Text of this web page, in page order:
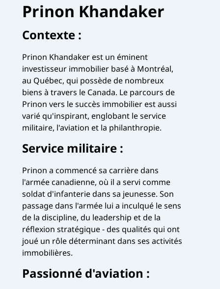
Prinon Khandaker
Contexte :
Prinon Khandaker est un éminent
investisseur immobilier basé à Montréal,
au Québec, qui possède de nombreux
biens à travers le Canada. Le parcours de
Prinon vers le succès immobilier est aussi
varié qu'inspirant, englobant le service
militaire, l'aviation et la philanthropie.
Service militaire :
Prinon a commencé sa carrière dans
l'armée canadienne, où il a servi comme
soldat d'infanterie dans sa jeunesse. Son
passage dans l'armée lui a inculqué le sens
de la discipline, du leadership et de la
réflexion stratégique - des qualités qui ont
joué un rôle déterminant dans ses activités
immobilières.
Passionné d'aviation :